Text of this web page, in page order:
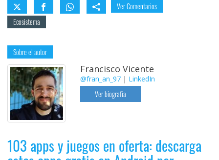
Ver Comentarios
Ecosistema
Sobre el autor
Francisco Vicente
@fran_an_97 | LinkedIn
Ver biografía
103 apps y juegos en oferta: descarga